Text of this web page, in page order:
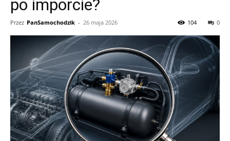
po imporcie?
Przez PanSamochodzik - 26 maja 2026 0
104